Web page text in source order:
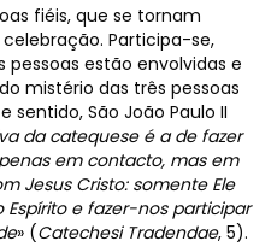
fiéis, que se tornam
Participa-se,
estão envolvidas e
mistério das três pessoas
sentido, São João Paulo II
da catequese é a de fazer
em contacto, mas em
Jesus Cristo: somente Ele
e fazer-nos participar
» (Catechesi Tradendae, 5).